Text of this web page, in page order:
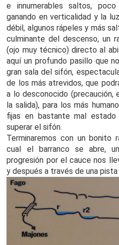
e innumerables saltos,
ganando en verticalidad y la
débil, algunos rápeles y más
culminante del descenso, un
(ojo muy técnico) directo al
aquí un profundo pasillo que
gran sala del sifón,
de los más atrevidos, que
a lo desconocido (precaución,
la salida), para los más
fijas en bastante mal
superar el sifón.
Terminaremos con un
cual el barranco se abre,
progresión por el cauce nos
y después a través de una